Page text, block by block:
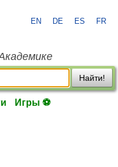
EN DE ES FR
Найти!
Игры ⚽